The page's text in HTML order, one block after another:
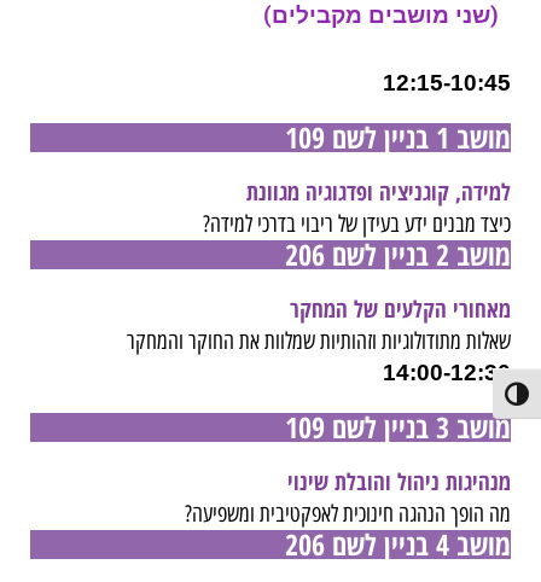
הפעל/כבה ניגודיות גבוהה
(שני מושבים מקבילים)
12:15-10:45
מושב 1 בניין לשם 109
למידה, קוגניציה ופדגוגיה מגוונת
כיצד מבנים ידע בעידן של ריבוי בדרכי למידה?
מושב 2 בניין לשם 206
מאחורי הקלעים של המחקר
שאלות מתודולוגיות וזהותיות שמלוות את החוקר והמחקר
14:00-12:30
מושב 3 בניין לשם 109
מנהיגות ניהול והובלת שינוי
מה הופך הנהגה חינוכית לאפקטיבית ומשפיעה?
מושב 4 בניין לשם 206